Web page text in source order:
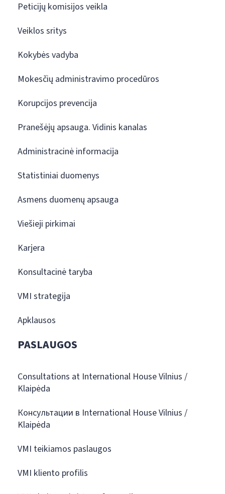
Peticijų komisijos veikla
Veiklos sritys
Kokybės vadyba
Mokesčių administravimo procedūros
Korupcijos prevencija
Pranešėjų apsauga. Vidinis kanalas
Administracinė informacija
Statistiniai duomenys
Asmens duomenų apsauga
Viešieji pirkimai
Karjera
Konsultacinė taryba
VMI strategija
Apklausos
PASLAUGOS
Consultations at International House Vilnius /
Klaipėda
Консультации в International House Vilnius /
Klaipėda
VMI teikiamos paslaugos
VMI kliento profilis